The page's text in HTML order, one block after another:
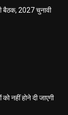
बैठक, 2027 चुनावी
नहीं होने दी जाएगी